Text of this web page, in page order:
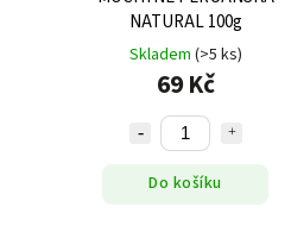
NATURAL 100g
Skladem (>5 ks)
69 Kč
Do košíku